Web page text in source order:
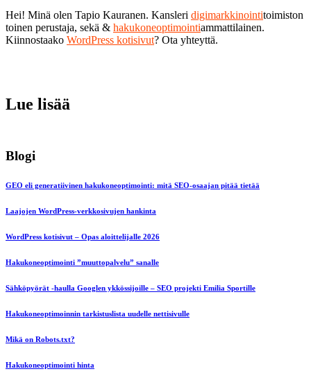
Hei! Minä olen Tapio Kauranen. Kansleri digimarkkinointitoimiston
toinen perustaja, sekä & hakukoneoptimointiammattilainen.
Kiinnostaako WordPress kotisivut? Ota yhteyttä.
Lue lisää
Blogi
GEO eli generatiivinen hakukoneoptimointi: mitä SEO-osaajan pitää tietää
Laajojen WordPress-verkkosivujen hankinta
WordPress kotisivut – Opas aloittelijalle 2026
Hakukoneoptimointi ”muuttopalvelu” sanalle
Sähköpyörät -haulla Googlen ykkössijoille – SEO projekti Emilia Sportille
Hakukoneoptimoinnin tarkistuslista uudelle nettisivulle
Mikä on Robots.txt?
Hakukoneoptimointi hinta